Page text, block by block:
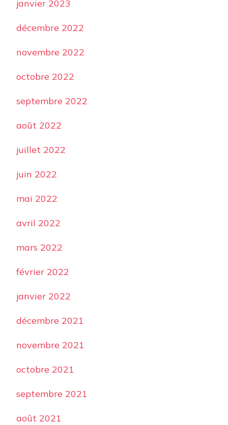
janvier 2023
décembre 2022
novembre 2022
octobre 2022
septembre 2022
août 2022
juillet 2022
juin 2022
mai 2022
avril 2022
mars 2022
février 2022
janvier 2022
décembre 2021
novembre 2021
octobre 2021
septembre 2021
août 2021